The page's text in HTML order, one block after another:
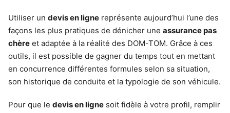
Utiliser un devis en ligne représente aujourd’hui l’une des
façons les plus pratiques de dénicher une assurance pas
chère et adaptée à la réalité des DOM-TOM. Grâce à ces
outils, il est possible de gagner du temps tout en mettant
en concurrence différentes formules selon sa situation,
son historique de conduite et la typologie de son véhicule.
Pour que le devis en ligne soit fidèle à votre profil, remplir